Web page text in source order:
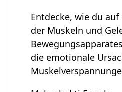
Entdecke, wie du
der Muskeln und
die emotionale